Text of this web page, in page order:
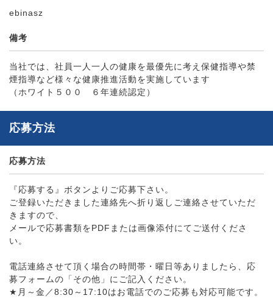
ebinasz
備考
当社では、社員一人一人の健康を最優先に考え保健指導や禁
煙指導など様々な健康推進活動を実施しています
（ホワイト５００ ６年連続認定）
応募方法
応募方法
『応募する』ボタンよりご応募下さい。
ご登録いただきました連絡先へ折り返しご連絡させていただ
きますので、
メールで応募書類をPDFまたは画像添付にてご送付くださ
い。
電話連絡させて頂く場合の時間帯・曜日等ありましたら、応
募フォームの「その他」にご記入ください。
★月～金／8:30～17:10はお電話でのご応募も対応可能です。